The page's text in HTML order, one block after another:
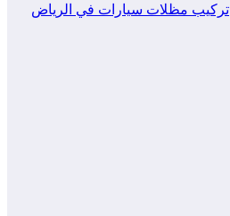
تركيب مظلات سيارات في الرياض